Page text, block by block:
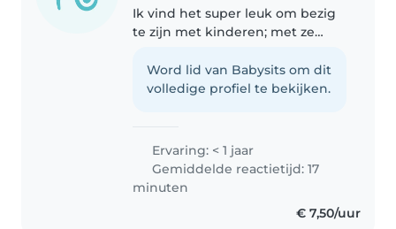
Ik vind het super leuk om bezig
te zijn met kinderen; met ze
helpen met huiswerk, etc. Ik pas
af en toe op mijn jongere
Word lid van Babysits om dit
volledige profiel te bekijken.
Ervaring: < 1 jaar
Gemiddelde reactietijd: 17
minuten
€ 7,50/uur